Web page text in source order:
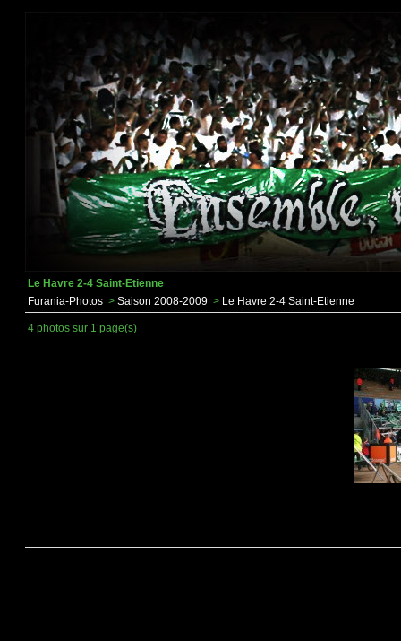
Le Havre 2-4 Saint-Etienne
Furania-Photos > Saison 2008-2009 > Le Havre 2-4 Saint-Etienne
4 photos sur 1 page(s)